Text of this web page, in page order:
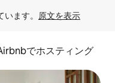
ます。 原文を表示
でホスティング